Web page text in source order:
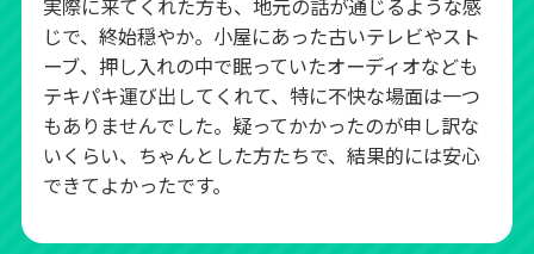
じで、終始穏やか。小屋にあった古いテレビやスト
ーブ、押し入れの中で眠っていたオーディオなども
テキパキ運び出してくれて、特に不快な場面は一つ
もありませんでした。疑ってかかったのが申し訳な
いくらい、ちゃんとした方たちで、結果的には安心
できてよかったです。